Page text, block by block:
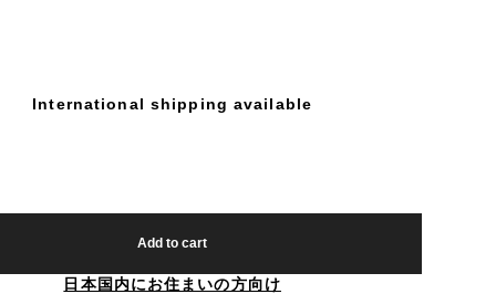
International shipping available
Add to cart
日本国内にお住まいの方向け